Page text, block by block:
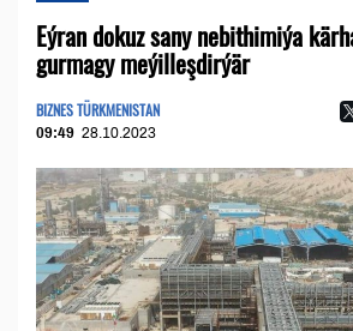
Eýran dokuz sany nebithimiýa
gurmagy meýilleşdirýär
BIZNES TÜRKMENISTAN
09:49 28.10.2023